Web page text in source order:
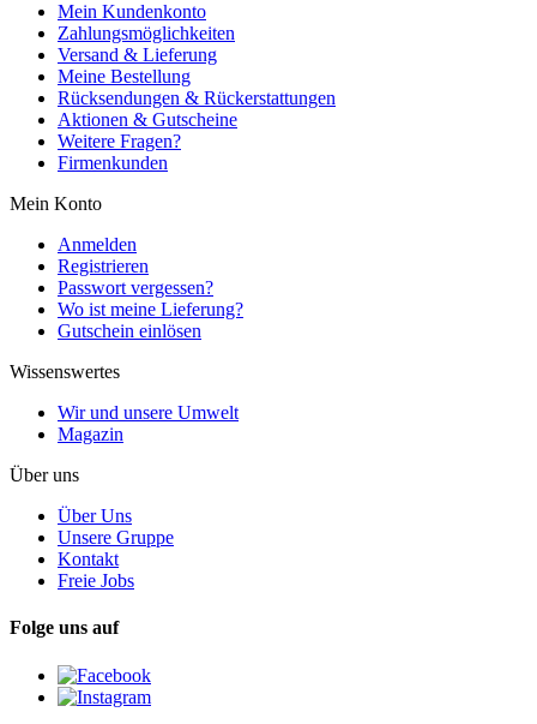
Mein Kundenkonto
Zahlungsmöglichkeiten
Versand & Lieferung
Meine Bestellung
Rücksendungen & Rückerstattungen
Aktionen & Gutscheine
Weitere Fragen?
Firmenkunden
Mein Konto
Anmelden
Registrieren
Passwort vergessen?
Wo ist meine Lieferung?
Gutschein einlösen
Wissenswertes
Wir und unsere Umwelt
Magazin
Über uns
Über Uns
Unsere Gruppe
Kontakt
Freie Jobs
Folge uns auf